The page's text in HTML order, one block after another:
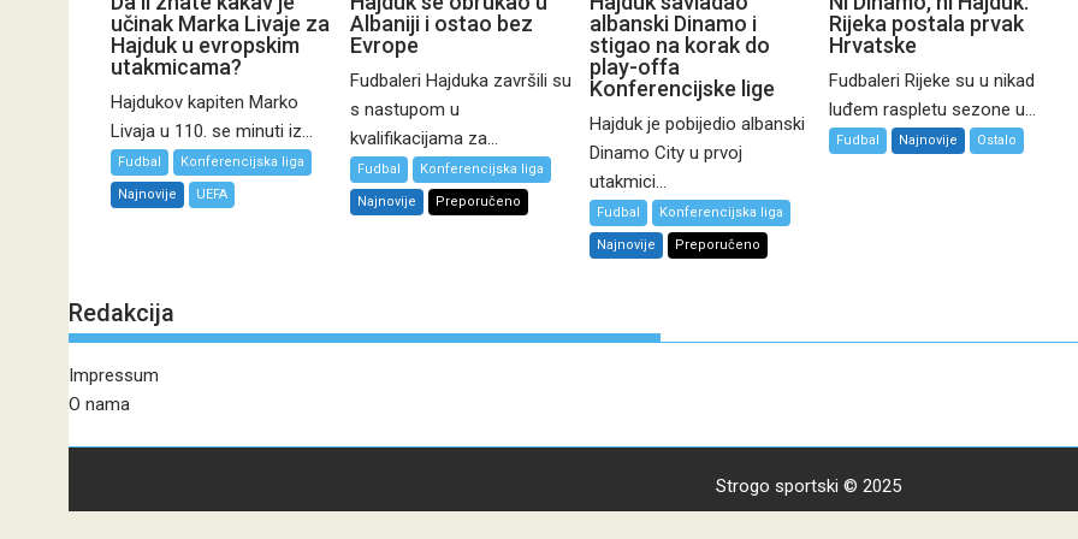
učinak Marka Livaje za
Hajduk u evropskim
utakmicama?
Hajdukov kapiten Marko
Livaja u 110. se minuti iz...
Fudbal Konferencijska liga
Najnovije UEFA
Albaniji i ostao bez
Evrope
Fudbaleri Hajduka završili su
s nastupom u
kvalifikacijama za...
Fudbal Konferencijska liga
Najnovije Preporučeno
albanski Dinamo i
stigao na korak do
play-offa
Konferencijske lige
Hajduk je pobijedio albanski
Dinamo City u prvoj
utakmici...
Fudbal Konferencijska liga
Najnovije Preporučeno
Rijeka postala prvak
Hrvatske
Fudbaleri Rijeke su u nikad
luđem raspletu sezone u...
Fudbal Najnovije Ostalo
Redakcija
Impressum
O nama
Strogo sportski © 2025